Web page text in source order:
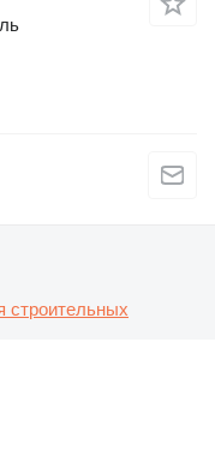
строительных